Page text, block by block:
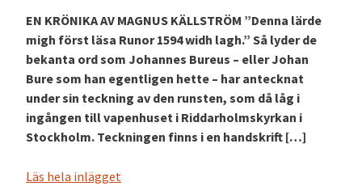
EN KRÖNIKA AV MAGNUS KÄLLSTRÖM ”Denna lärde
migh först läsa Runor 1594 widh lagh.” Så lyder de
bekanta ord som Johannes Bureus – eller Johan
Bure som han egentligen hette – har antecknat
under sin teckning av den runsten, som då låg i
ingången till vapenhuset i Riddarholmskyrkan i
Stockholm. Teckningen finns i en handskrift […]
Läs hela inlägget